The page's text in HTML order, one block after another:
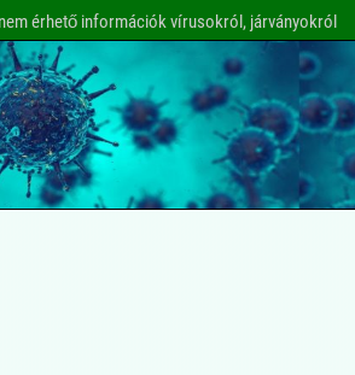
érhető információk vírusokról, járványokról